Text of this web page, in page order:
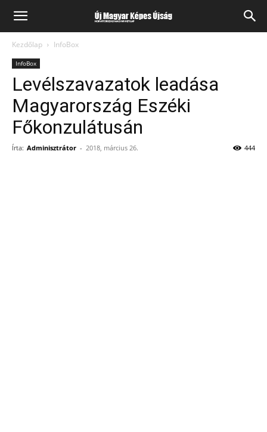
Kezdőlap InfoBox
InfoBox
Levélszavazatok leadása
Magyarország Eszéki
Főkonzulátusán
Írta: Adminisztrátor - 2018, március 26. 444